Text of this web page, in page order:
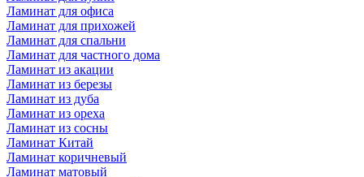
Ламинат для офиса
Ламинат для прихожей
Ламинат для спальни
Ламинат для частного дома
Ламинат из акации
Ламинат из березы
Ламинат из дуба
Ламинат из ореха
Ламинат из сосны
Ламинат Китай
Ламинат коричневый
Ламинат матовый